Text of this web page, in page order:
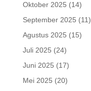
Oktober 2025 (14)
September 2025 (11)
Agustus 2025 (15)
Juli 2025 (24)
Juni 2025 (17)
Mei 2025 (20)